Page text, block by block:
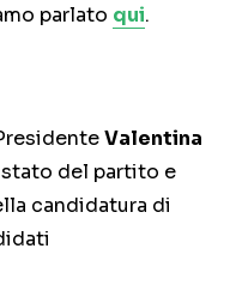
parlato qui.
Valentina
del partito e
candidatura di